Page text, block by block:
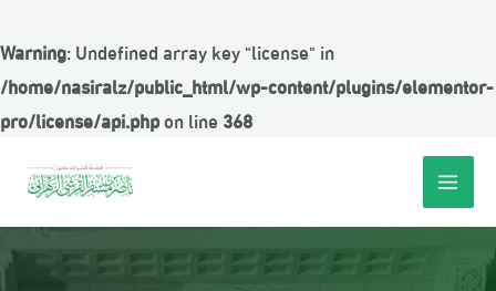
Warning: Undefined array key "license" in
/home/nasiralz/public_html/wp-content/plugins/elementor-
pro/license/api.phpon line 368